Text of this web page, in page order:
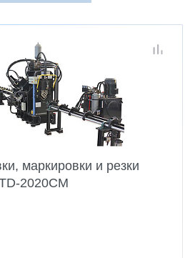
маркировки и резки
2020CM